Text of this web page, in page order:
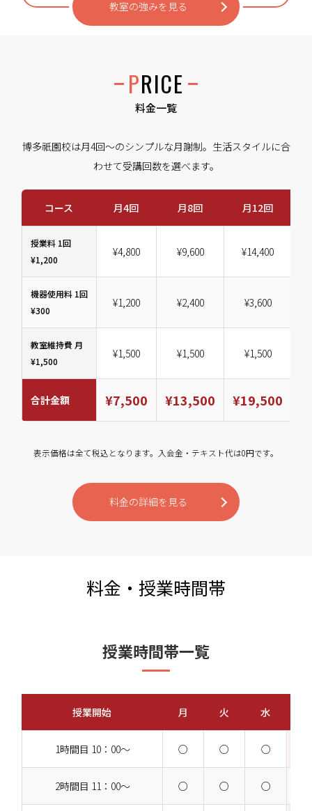
教室の強みを見る
PRICE
料金一覧
博多祇園校は月4回〜のシンプルな月謝制。生活スタイルに合
わせて受講回数を選べます。
コース 月4回 月8回 月12回
授業料 1回
¥1,200
¥4,800 ¥9,600 ¥14,400
機器使用料 1回
¥300
¥1,200 ¥2,400 ¥3,600
教室維持費 月
¥1,500
¥1,500 ¥1,500 ¥1,500
合計金額 ¥7,500 ¥13,500 ¥19,500
表示価格は全て税込となります。入会金・テキスト代は0円です。
料金の詳細を見る
料金・授業時間帯
授業時間帯一覧
授業開始 月 火 水
1時間目 10：00～ ○ ○ ○
2時間目 11：00～ ○ ○ ○